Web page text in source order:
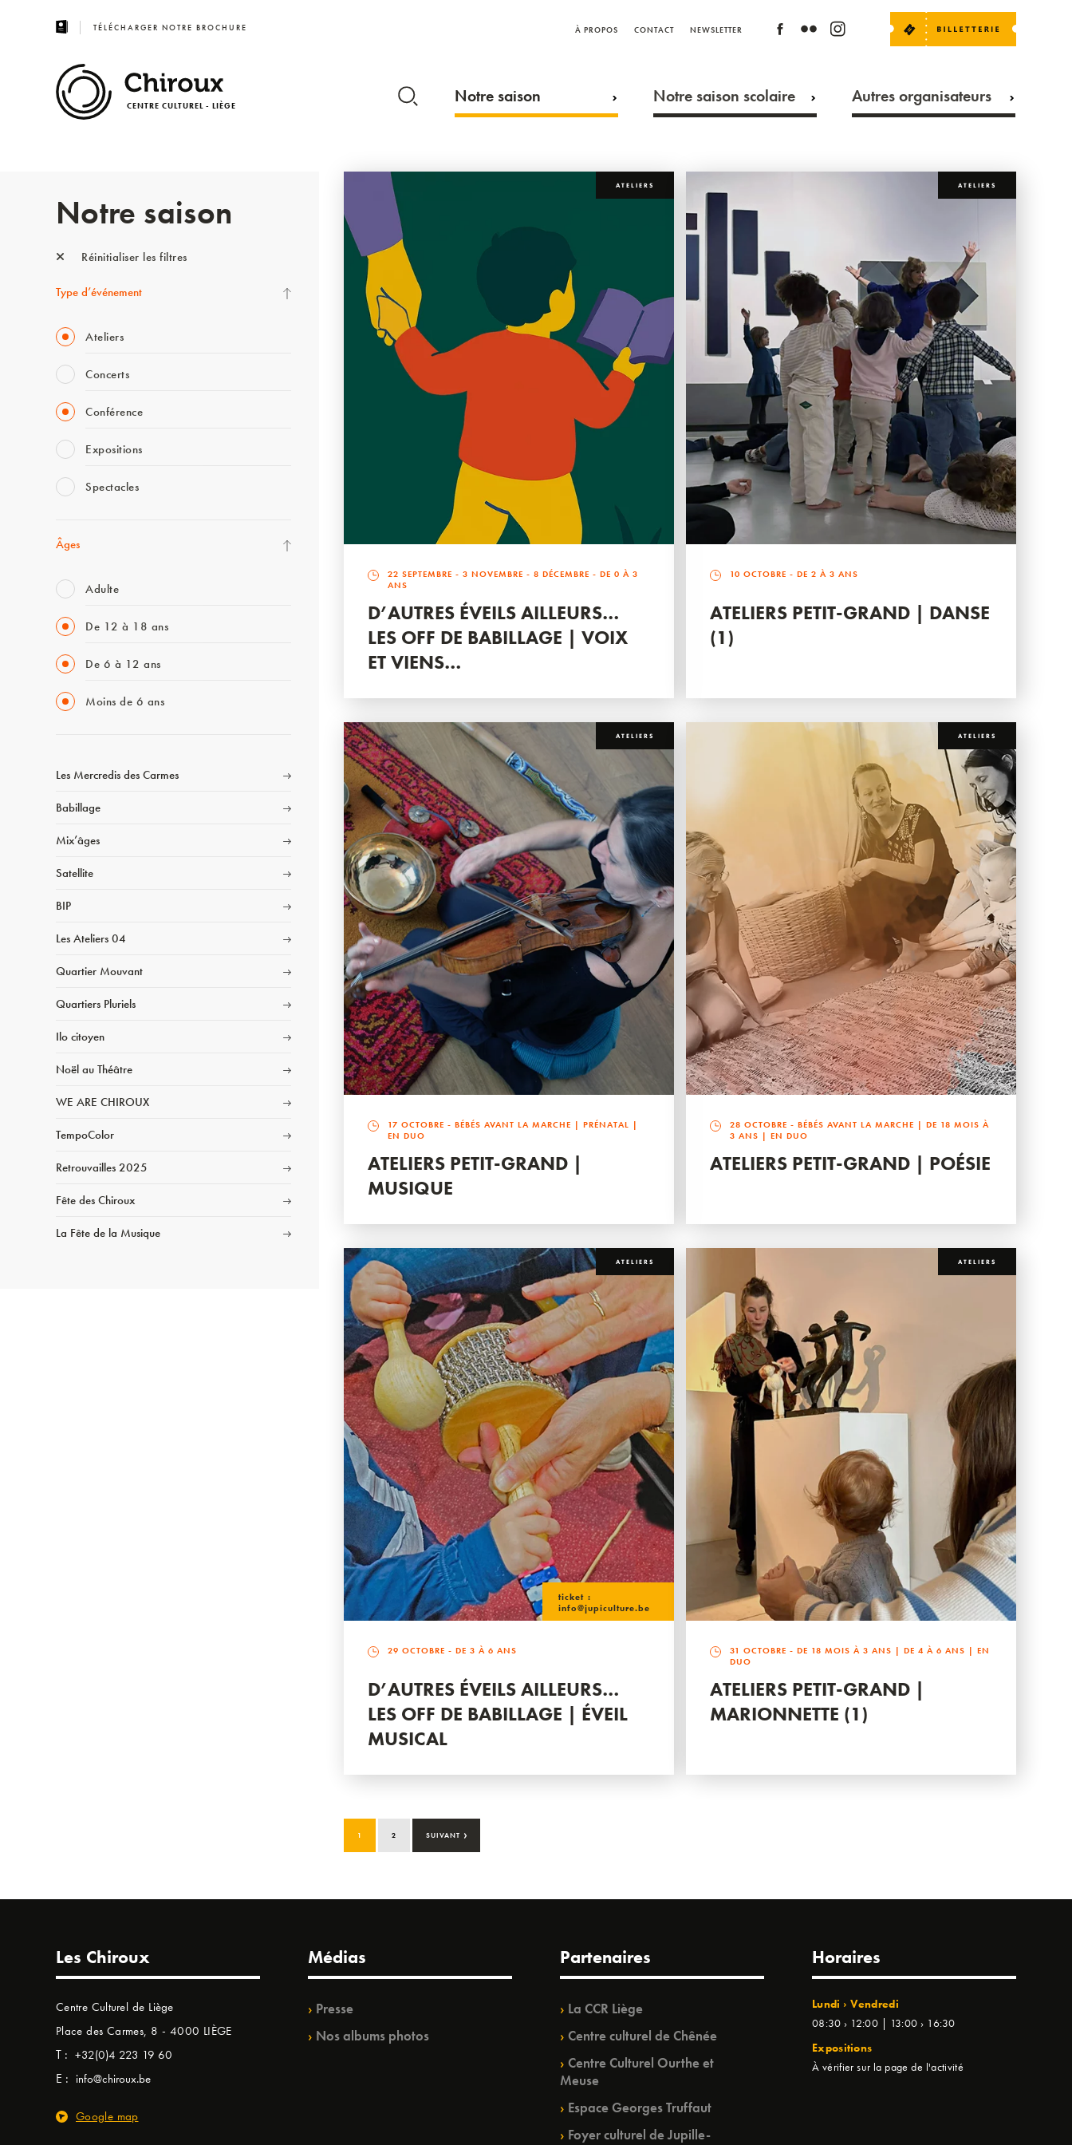
TÉLÉCHARGER NOTRE BROCHURE À PROPOS CONTACT NEWSLETTER
CENTRE CULTUREL - LIÈGE Notre saison Notre saison scolaire Autres organisateurs
Notre saison
Réinitialiser les filtres
Type d’événement
Ateliers
Concerts
Conférence
Expositions
Spectacles
Âges
Adulte
De 12 à 18 ans
De 6 à 12 ans
Moins de 6 ans
Les Mercredis des Carmes
Babillage
Mix’âges
Satellite
BIP
Les Ateliers 04
Quartier Mouvant
Quartiers Pluriels
Ilo citoyen
Noël au Théâtre
WE ARE CHIROUX
TempoColor
Retrouvailles 2025
Fête des Chiroux
La Fête de la Musique
ATELIERS
22 SEPTEMBRE -3 NOVEMBRE -8 DÉCEMBRE - DE 0 À 3
ANS
D’AUTRES ÉVEILS AILLEURS…
LES OFF DE BABILLAGE | VOIX
ET VIENS…
ATELIERS
10 OCTOBRE - DE 2 À 3 ANS
ATELIERS PETIT-GRAND | DANSE
(1)
ATELIERS
17 OCTOBRE - BÉBÉS AVANT LA MARCHE | PRÉNATAL |
EN DUO
ATELIERS PETIT-GRAND |
MUSIQUE
ATELIERS
28 OCTOBRE - BÉBÉS AVANT LA MARCHE | DE 18 MOIS À
3 ANS | EN DUO
ATELIERS PETIT-GRAND | POÉSIE
ATELIERS
ticket :
info@jupiculture.be
29 OCTOBRE - DE 3 À 6 ANS
D’AUTRES ÉVEILS AILLEURS…
LES OFF DE BABILLAGE | ÉVEIL
MUSICAL
ATELIERS
31 OCTOBRE - DE 18 MOIS À 3 ANS | DE 4 À 6 ANS | EN
DUO
ATELIERS PETIT-GRAND |
MARIONNETTE (1)
1 2 SUIVANT ›
Les Chiroux
Centre Culturel de Liège
Place des Carmes, 8 - 4000 LIÈGE
T : +32(0)4 223 19 60
E : info@chiroux.be
Google map
Médias
Presse
Nos albums photos
Partenaires
La CCR Liège
Centre culturel de Chênée
Centre Culturel Ourthe et
Meuse
Espace Georges Truffaut
Foyer culturel de Jupille-
Horaires
Lundi › Vendredi
08:30 › 12:00 | 13:00 › 16:30
Expositions
À vérifier sur la page de l'activité